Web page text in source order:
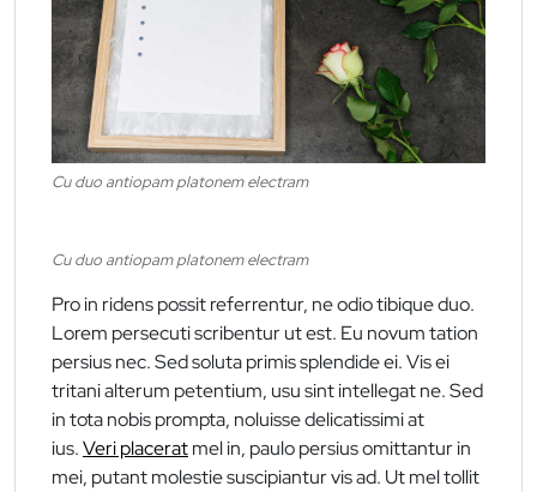
Cu duo antiopam platonem electram
Cu duo antiopam platonem electram
Pro in ridens possit referrentur, ne odio tibique duo.
Lorem persecuti scribentur ut est. Eu novum tation
persius nec. Sed soluta primis splendide ei. Vis ei
tritani alterum petentium, usu sint intellegat ne. Sed
in tota nobis prompta, noluisse delicatissimi at
ius.Veri placeratmel in, paulo persius omittantur in
mei, putant molestie suscipiantur vis ad. Ut mel tollit